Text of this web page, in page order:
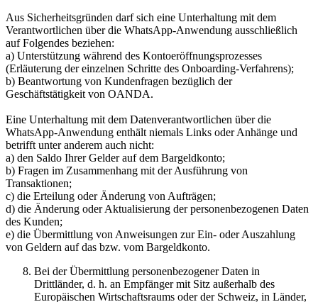
Aus Sicherheitsgründen darf sich eine Unterhaltung mit dem
Verantwortlichen über die WhatsApp-Anwendung ausschließlich
auf Folgendes beziehen:
a) Unterstützung während des Kontoeröffnungsprozesses
(Erläuterung der einzelnen Schritte des Onboarding-Verfahrens);
b) Beantwortung von Kundenfragen bezüglich der
Geschäftstätigkeit von OANDA.
Eine Unterhaltung mit dem Datenverantwortlichen über die
WhatsApp-Anwendung enthält niemals Links oder Anhänge und
betrifft unter anderem auch nicht:
a) den Saldo Ihrer Gelder auf dem Bargeldkonto;
b) Fragen im Zusammenhang mit der Ausführung von
Transaktionen;
c) die Erteilung oder Änderung von Aufträgen;
d) die Änderung oder Aktualisierung der personenbezogenen Daten
des Kunden;
e) die Übermittlung von Anweisungen zur Ein- oder Auszahlung
von Geldern auf das bzw. vom Bargeldkonto.
Bei der Übermittlung personenbezogener Daten in
Drittländer, d. h. an Empfänger mit Sitz außerhalb des
Europäischen Wirtschaftsraums oder der Schweiz, in Länder,